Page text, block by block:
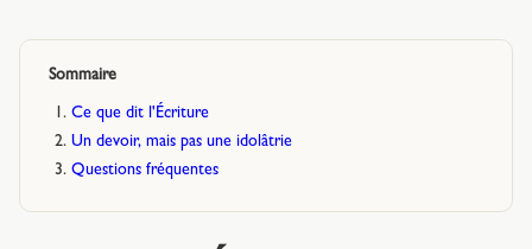
Sommaire
Ce que dit l'Écriture
Un devoir, mais pas une idolâtrie
Questions fréquentes